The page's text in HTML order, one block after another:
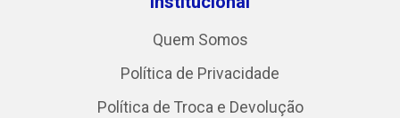
Quem Somos
Política de Privacidade
Política de Troca e Devolução